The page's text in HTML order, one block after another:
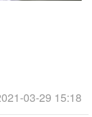
03-29 15:18